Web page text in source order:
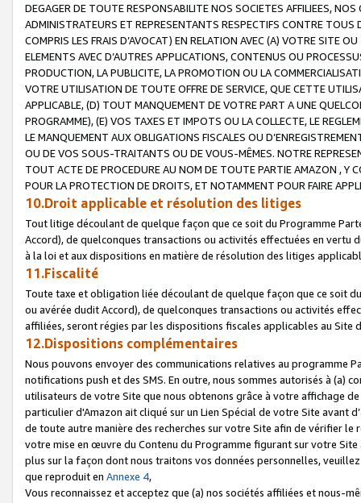
DEGAGER DE TOUTE RESPONSABILITE NOS SOCIETES AFFILIEES,
ADMINISTRATEURS ET REPRESENTANTS RESPECTIFS CONTRE
COMPRIS LES FRAIS D’AVOCAT) EN RELATION AVEC (A) VOTRE SITE
ELEMENTS AVEC D’AUTRES APPLICATIONS, CONTENUS OU
PRODUCTION, LA PUBLICITE, LA PROMOTION OU LA
VOTRE UTILISATION DE TOUTE OFFRE DE SERVICE, QUE CETTE
APPLICABLE, (D) TOUT MANQUEMENT DE VOTRE PART A UNE
PROGRAMME), (E) VOS TAXES ET IMPOTS OU LA COLLECTE, LE
LE MANQUEMENT AUX OBLIGATIONS FISCALES OU
OU DE VOS SOUS-TRAITANTS OU DE VOUS-MÊMES. NOTRE
TOUT ACTE DE PROCEDURE AU NOM DE TOUTE PARTIE AMAZON , Y
POUR LA PROTECTION DE DROITS, ET NOTAMMENT POUR FAIRE
10.Droit applicable et résolution des litiges
Tout litige découlant de quelque façon que ce soit du Programme
Accord), de quelconques transactions ou activités effectuées en vertu
à la loi et aux dispositions en matière de résolution des litiges
11.Fiscalité
Toute taxe et obligation liée découlant de quelque façon que ce soit
ou avérée dudit Accord), de quelconques transactions ou activités
affiliées, seront régies par les dispositions fiscales applicables au Site
12.Dispositions complémentaires
Nous pouvons envoyer des communications relatives au programme
notifications push et des SMS. En outre, nous sommes autorisés à
utilisateurs de votre Site que nous obtenons grâce à votre affichage
particulier d'Amazon ait cliqué sur un Lien Spécial de votre Site avant
de toute autre manière des recherches sur votre Site afin de vérifier
votre mise en œuvre du Contenu du Programme figurant sur votre
plus sur la façon dont nous traitons vos données personnelles,
que reproduit en Annexe 4,
Vous reconnaissez et acceptez que (a) nos sociétés affiliées et nous-